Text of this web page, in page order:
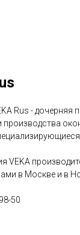
Rus - дочерняя
производства
VEKA
в Москве и в
50